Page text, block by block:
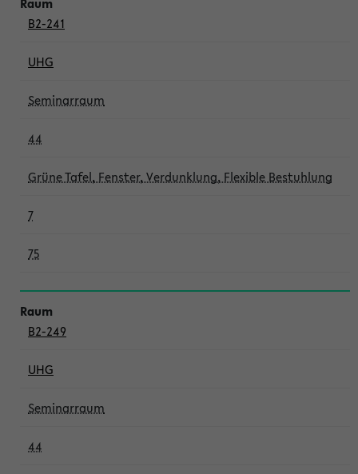
B2-241
UHG
Seminarraum
44
Grüne Tafel, Fenster, Verdunklung, Flexible Bestuhlung
7
75
B2-249
UHG
Seminarraum
44